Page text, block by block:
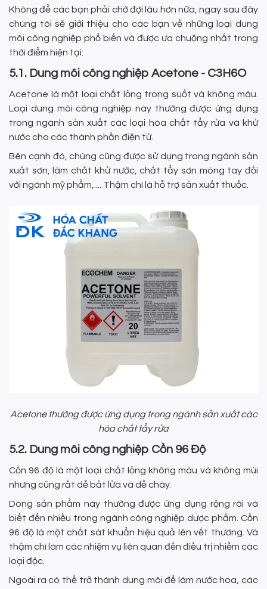
Không để các bạn phải chờ đợi lâu hơn nữa, ngay sau đây
chúng tôi sẽ giới thiệu cho các bạn về những loại dung
môi công nghiệp phổ biến và được ưa chuộng nhất trong
thời điểm hiện tại:
5.1. Dung môi công nghiệp Acetone - C3H6O
Acetone là một loại chất lỏng trong suốt và không màu.
Loại dung môi công nghiệp này thường được ứng dụng
trong ngành sản xuất các loại hóa chất tẩy rửa và khử
nước cho các thành phần điện tử.
Bên cạnh đó, chúng cũng được sử dụng trong ngành sản
xuất sơn, làm chất khử nước, chất tẩy sơn móng tay đối
với ngành mỹ phẩm,.... Thậm chí là hỗ trợ sản xuất thuốc.
Acetone thường được ứng dụng trong ngành sản xuất các
hóa chất tẩy rửa
5.2. Dung môi công nghiệp Cồn 96 Độ
Cồn 96 độ là một loại chất lỏng không màu và không mùi
nhưng cũng rất dễ bắt lửa và dễ cháy.
Dòng sản phẩm này thường được ứng dụng rộng rãi và
biết đến nhiều trong ngành công nghiệp dược phẩm. Cồn
96 độ là một chất sát khuẩn hiệu quả lên vết thương. Và
thậm chí làm các nhiệm vụ liên quan đến điều trị nhiễm các
loại độc.
Ngoài ra có thể trở thành dung môi để làm nước hoa, các